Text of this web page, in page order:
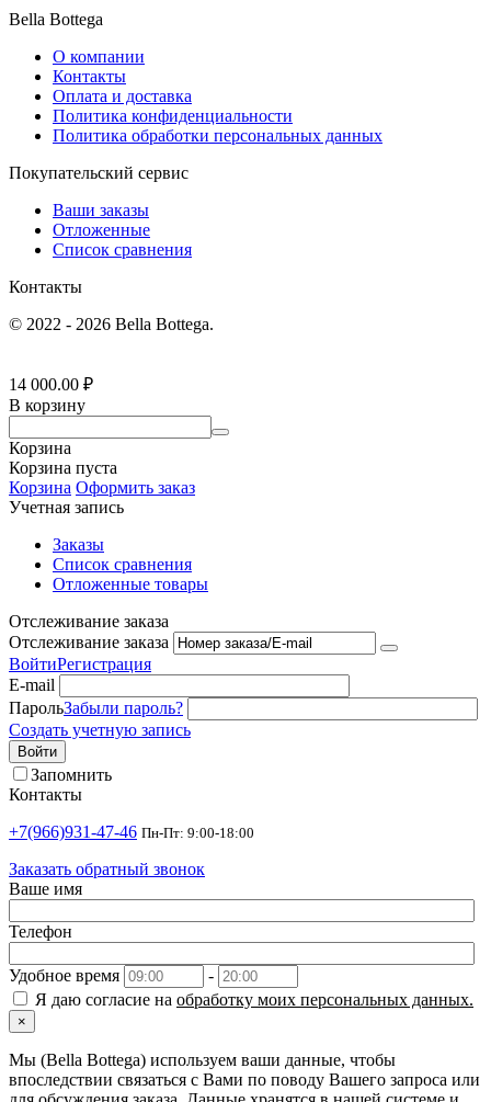
Bella Bottega
О компании
Контакты
Оплата и доставка
Политика конфиденциальности
Политика обработки персональных данных
Покупательский сервис
Ваши заказы
Отложенные
Список сравнения
Контакты
© 2022 - 2026 Bella Bottega.
14 000.00 ₽
В корзину
Корзина
Корзина пуста
Корзина Оформить заказ
Учетная запись
Заказы
Список сравнения
Отложенные товары
Отслеживание заказа
Отслеживание заказа
ВойтиРегистрация
E-mail
ПарольЗабыли пароль?
Создать учетную запись
Войти
Запомнить
Контакты
+7(966)931-47-46 Пн-Пт: 9:00-18:00
Заказать обратный звонок
Ваше имя
Телефон
Удобное время
-
Я даю согласие на обработку моих персональных данных.
×
Мы (Bella Bottega) используем ваши данные, чтобы
впоследствии связаться с Вами по поводу Вашего запроса или